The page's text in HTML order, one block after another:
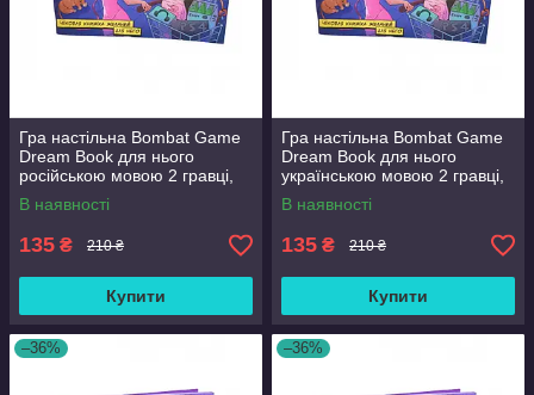
Гра настільна Bombat Game
Dream Book для нього
російською мовою 2 гравці,
18+ років (in030-hbr)
В наявності
135 ₴ 210 ₴
Купити
Гра настільна Bombat Game
Dream Book для нього
українською мовою 2 гравці,
18+ років (in031-hbr)
В наявності
135 ₴ 210 ₴
Купити
–36% –36%